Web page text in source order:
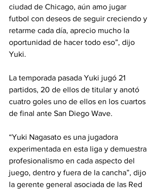
ciudad de Chicago, aún amo jugar
futbol con deseos de seguir creciendo y
retarme cada día, aprecio mucho la
oportunidad de hacer todo eso”, dijo
Yuki.
La temporada pasada Yuki jugó 21
partidos, 20 de ellos de titular y anotó
cuatro goles uno de ellos en los cuartos
de final ante San Diego Wave.
“Yuki Nagasato es una jugadora
experimentada en esta liga y demuestra
profesionalismo en cada aspecto del
juego, dentro y fuera de la cancha”, dijo
la gerente general asociada de las Red